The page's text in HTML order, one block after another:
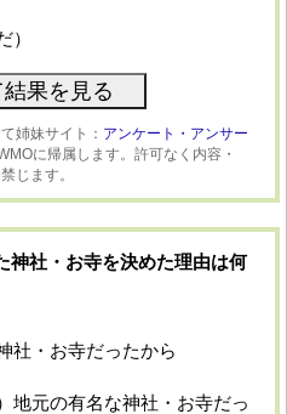
）
姉妹サイト： アンケート・アンサー
に帰属します。許可なく内容・
じます。
神社・お寺を決めた理由は何
社・お寺だったから
地元の有名な神社・お寺だっ